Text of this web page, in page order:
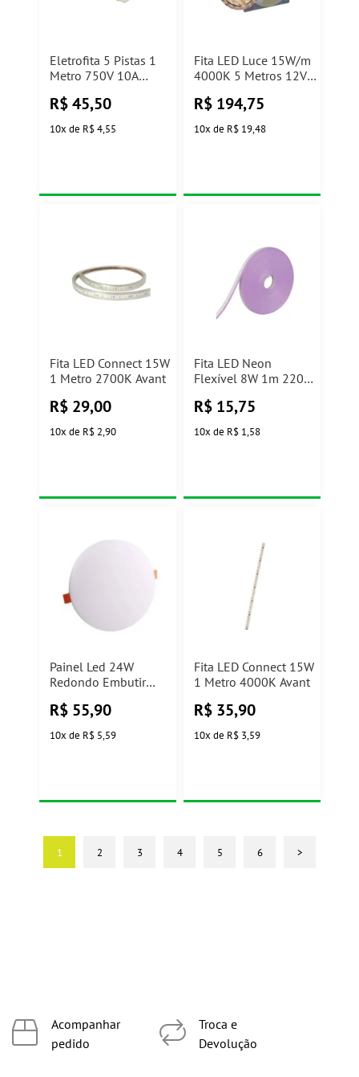
Eletrofita 5 Pistas 1
Metro 750V 10A
R$ 45,50
10x de R$ 4,55
Fita LED Luce 15W/m
4000K 5 Metros 12V
R$ 194,75
10x de R$ 19,48
Fita LED Connect 15W
1 Metro 2700K Avant
R$ 29,00
10x de R$ 2,90
Fita LED Neon
Flexível 8W 1m 220V
R$ 15,75
10x de R$ 1,58
Painel Led 24W
Redondo Embutir
Taschibra
R$ 55,90
10x de R$ 5,59
Fita LED Connect 15W
1 Metro 4000K Avant
R$ 35,90
10x de R$ 3,59
1 2 3 4 5 6 >
Acompanhar
pedido
Troca e
Devolução